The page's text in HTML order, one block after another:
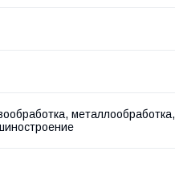
металлообработка,